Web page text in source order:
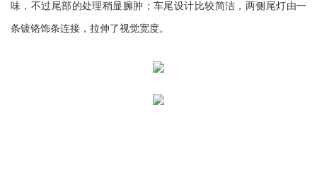
味，不过尾部的处理稍显臃肿；车尾设计比较简洁，两侧尾灯由一
条镀铬饰条连接，拉伸了视觉宽度。